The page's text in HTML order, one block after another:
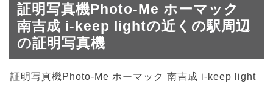
証明写真機Photo-Me ホーマック
南吉成 i-keep lightの近くの駅周辺
の証明写真機
証明写真機Photo-Me ホーマック 南吉成 i-keep light